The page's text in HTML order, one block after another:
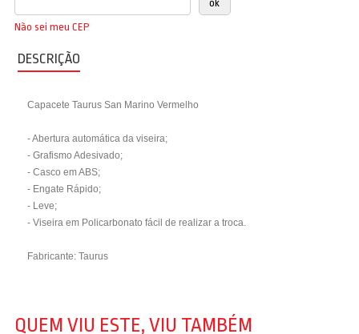
Não sei meu CEP
DESCRIÇÃO
Capacete Taurus San Marino Vermelho
- Abertura automática da viseira;
- Grafismo Adesivado;
- Casco em ABS;
- Engate Rápido;
- Leve;
- Viseira em Policarbonato fácil de realizar a troca.
Fabricante: Taurus
QUEM VIU ESTE, VIU TAMBÉM